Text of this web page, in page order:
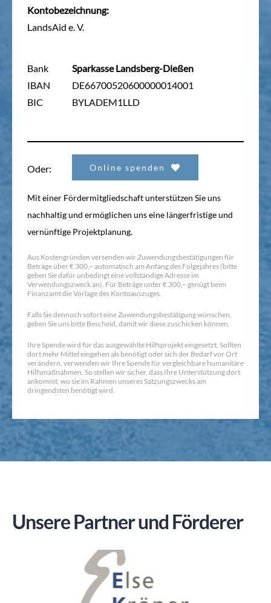
Kontobezeichnung:
LandsAid e. V.
Bank
IBAN
BIC
Sparkasse Landsberg-Dießen
DE66700520600000014001
BYLADEM1LLD
Oder: Online spenden
Mit einer Fördermitgliedschaft unterstützen Sie uns
nachhaltig und ermöglichen uns eine längerfristige und
vernünftige Projektplanung.
Aus Kostengründen versenden wir Zuwendungsbestätigungen für
Beträge über € 300,– automatisch am Anfang des Folgejahres (bitte
geben Sie dafür unbedingt eine vollständige Adresse im
Verwendungszweck an). Für Beträge unter € 300,– genügt beim
Finanzamt die Vorlage des Kontoauszuges.
Falls Sie dennoch sofort eine Zuwendungsbestätigung wünschen,
geben Sie uns bitte Bescheid, damit wir diese zuschicken können.
Ihre Spende wird für das ausgewählte Hilfsprojekt eingesetzt. Sollten
dort mehr Mittel eingehen als benötigt oder sich der Bedarf vor Ort
verändern, verwenden wir Ihre Spende für vergleichbare humanitäre
Hilfsmaßnahmen. So stellen wir sicher, dass Ihre Unterstützung dort
ankommt, wo sie im Rahmen unseres Satzungszwecks am
dringendsten benötigt wird.
Unsere Partner und Förderer